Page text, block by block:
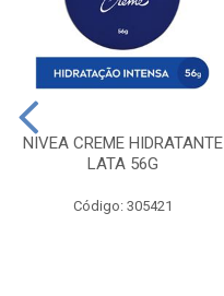
NIVEA CREME HIDRATANTE
LATA 56G
Código: 305421